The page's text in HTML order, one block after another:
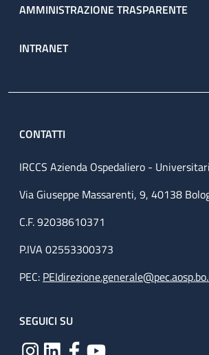
AMMINISTRAZIONE TRASPARENTE
INTRANET
CONTATTI
IRCCS Azienda Ospedaliero -
Via Giuseppe Massarenti, 9, 40138
C.F. 92038610371
P.IVA 02553300373
PEC:
SEGUICI SU